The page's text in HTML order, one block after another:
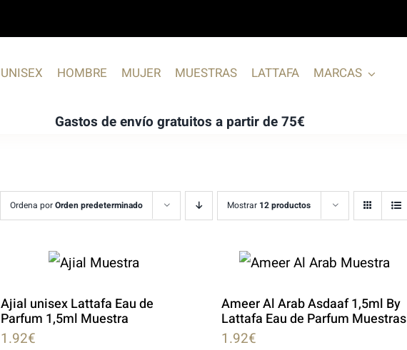
UNISEX HOMBRE MUJER MUESTRAS LATTAFA MARCAS
Gastos de envío gratuitos a partir de 75€
Ordena porOrden predeterminado Mostrar 12 productos
Ajial unisex Lattafa Eau de
Parfum 1,5ml Muestra
1.92€
Ameer Al Arab Asdaaf 1,5ml By
Lattafa Eau de Parfum Muestras
1.92€